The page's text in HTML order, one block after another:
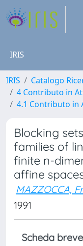
IRIS
IRIS
Catalogo
4 Contributo in
4.1 Contributo in
Blocking
families of
finite n-
affine
MAZZOCCA,
1991
Scheda breve